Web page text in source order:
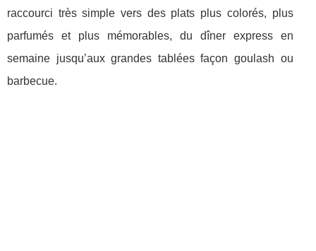
raccourci très simple vers des plats plus colorés, plus
parfumés et plus mémorables, du dîner express en
semaine jusqu’aux grandes tablées façon goulash ou
barbecue.